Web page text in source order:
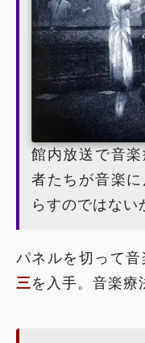
館内放送で音
者たちが音楽
らすのではない
パネルを切って
三を入手。音楽療